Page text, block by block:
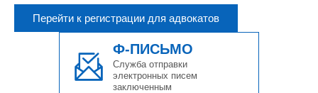
Перейти к регистрации для адвокатов
Ф-ПИСЬМО
Служба отправки
электронных писем
заключенным